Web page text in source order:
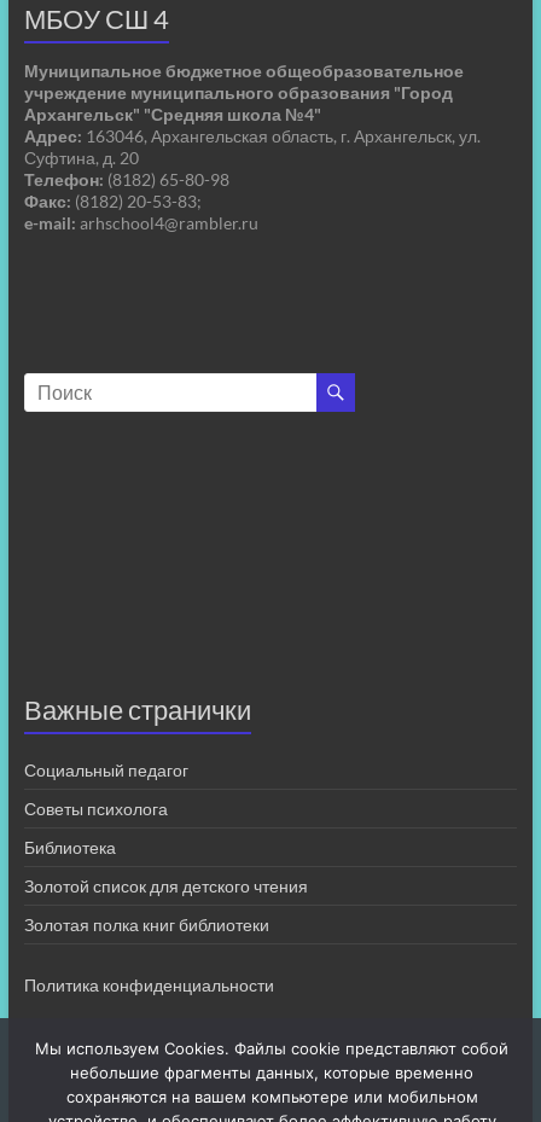
МБОУ СШ 4
Муниципальное бюджетное общеобразовательное
учреждение муниципального образования "Город
Архангельск" "Средняя школа №4"
Адрес: 163046, Архангельская область, г. Архангельск, ул.
Суфтина, д. 20
Телефон: (8182) 65-80-98
Факс: (8182) 20-53-83;
e-mail: arhschool4@rambler.ru
Важные странички
Социальный педагог
Советы психолога
Библиотека
Золотой список для детского чтения
Золотая полка книг библиотеки
Политика конфиденциальности
Мы используем Cookies. Файлы cookie представляют собой
небольшие фрагменты данных, которые временно
сохраняются на вашем компьютере или мобильном